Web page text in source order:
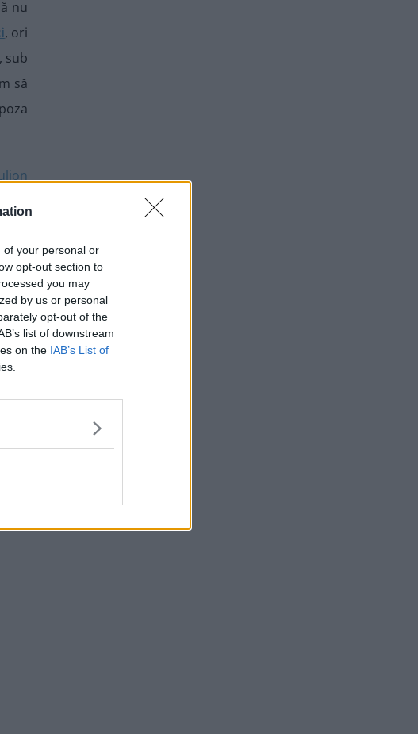
of your personal or
opt-out section to
you may
by us or personal
opt-out of the
list of downstream
on the IAB’s List of
nu
, ori
sub
să